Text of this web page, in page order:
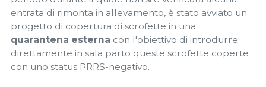
entrata di rimonta in allevamento, è stato avviato un
progetto di copertura di scrofette in una
quarantena esterna con l'obiettivo di introdurre
direttamente in sala parto queste scrofette coperte
con uno status PRRS-negativo.